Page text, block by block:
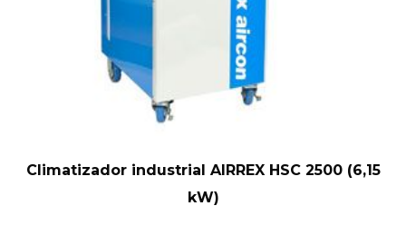
Climatizador industrial AIRREX HSC 2500 (6,15
kW)